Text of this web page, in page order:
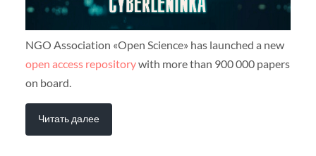
NGO Association «Open Science» has launched a new
open access repositorywith more than 900 000 papers
on board.
Читать далее